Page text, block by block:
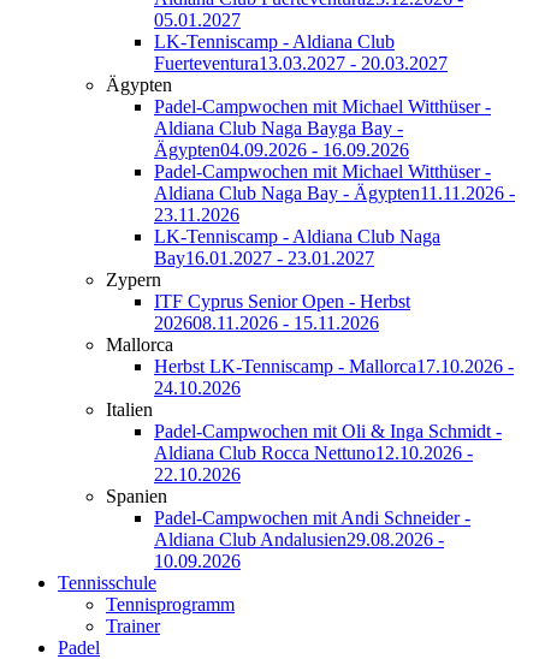
05.01.2027
LK-Tenniscamp - Aldiana Club
Fuerteventura13.03.2027 - 20.03.2027
Ägypten
Padel-Campwochen mit Michael Witthüser -
Aldiana Club Naga Bayga Bay -
Ägypten04.09.2026 - 16.09.2026
Padel-Campwochen mit Michael Witthüser -
Aldiana Club Naga Bay - Ägypten11.11.2026 -
23.11.2026
LK-Tenniscamp - Aldiana Club Naga
Bay16.01.2027 - 23.01.2027
Zypern
ITF Cyprus Senior Open - Herbst
202608.11.2026 - 15.11.2026
Mallorca
Herbst LK-Tenniscamp - Mallorca17.10.2026 -
24.10.2026
Italien
Padel-Campwochen mit Oli & Inga Schmidt -
Aldiana Club Rocca Nettuno12.10.2026 -
22.10.2026
Spanien
Padel-Campwochen mit Andi Schneider -
Aldiana Club Andalusien29.08.2026 -
10.09.2026
Tennisschule
Tennisprogramm
Trainer
Padel